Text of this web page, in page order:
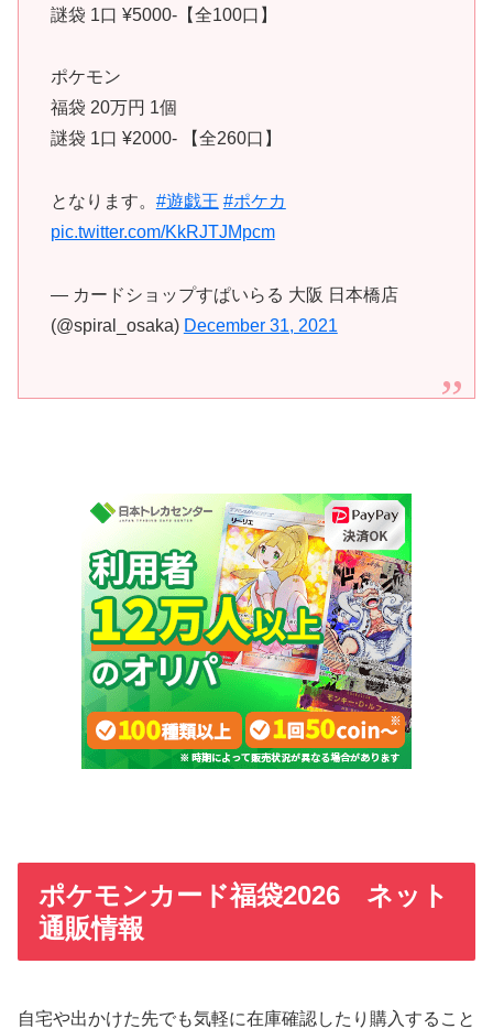
謎袋 1口 ¥5000-【全100口】
ポケモン
福袋 20万円 1個
謎袋 1口 ¥2000- 【全260口】
となります。 #遊戯王 #ポケカ
pic.twitter.com/KkRJTJMpcm
— カードショップすぱいらる 大阪 日本橋店
(@spiral_osaka) December 31, 2021
ポケモンカード福袋2026 ネット
通販情報
自宅や出かけた先でも気軽に在庫確認したり購入すること